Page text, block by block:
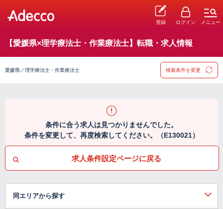
登録 ログイン メニュー
【愛媛県×理学療法士・作業療法士】転職・求人情報
愛媛県／理学療法士・作業療法士 検索条件を変更
条件に合う求人は見つかりませんでした。
条件を変更して、再度検索してください。（E130021）
求人条件設定ページに戻る
同エリアから探す